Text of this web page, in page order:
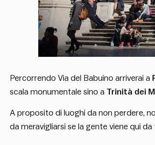
Percorrendo Via del Babuino arriverai a
scala monumentale sino a Trinità dei
A proposito di luoghi da non perdere,
da meravigliarsi se la gente viene qui